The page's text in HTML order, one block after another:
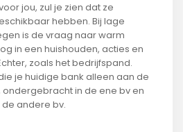
jou, zul je zien dat ze
hebben. Bij lage
is de vraag naar warm
in een huishouden, acties en
zoals het bedrijfspand.
je huidige bank alleen aan de
in de ene bv en
andere bv.